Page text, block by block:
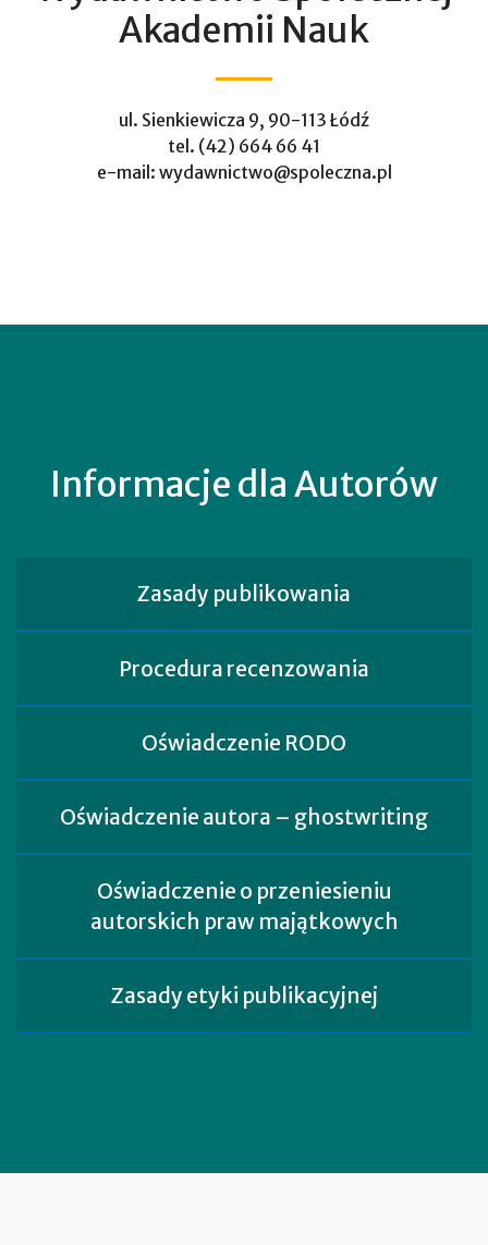
Akademii Nauk
ul. Sienkiewicza 9, 90-113 Łódź
tel. (42) 664 66 41
e-mail: wydawnictwo@spoleczna.pl
Informacje dla Autorów
Zasady publikowania
Procedura recenzowania
Oświadczenie RODO
Oświadczenie autora – ghostwriting
Oświadczenie o przeniesieniu
autorskich praw majątkowych
Zasady etyki publikacyjnej